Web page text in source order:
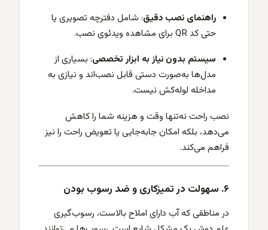
راهنمای نصب دقیق: شامل دفترچه تصویری یا
حتی کد QR برای مشاهده ویدئوی نصب.
سیستم بدون نیاز به ابزار تخصصی: بسیاری از
مدل‌ها به‌صورت دستی قابل نصب‌اند و نیازی به
مداخله لوله‌کش نیست.
نصب راحت نه‌تنها وقت و هزینه شما را کاهش
می‌دهد، بلکه امکان جابه‌جایی یا تعویض راحت را نیز
فراهم می‌کند.
۶. سهولت در تمیزکاری و ضد رسوب بودن
در مناطقی که آب دارای املاح بالاست، رسوب‌گیری